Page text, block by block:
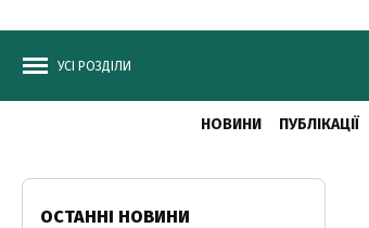
УСІ РОЗДІЛИ
НОВИНИ ПУБЛІКАЦІЇ
ОСТАННІ НОВИНИ